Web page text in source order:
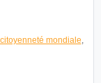
mondiale,